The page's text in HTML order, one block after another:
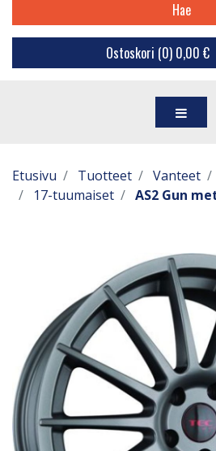
Hae
Ostoskori (0) 0,00 €
Etusivu Tuotteet Vanteet
17-tuumaiset
AS2 Gun